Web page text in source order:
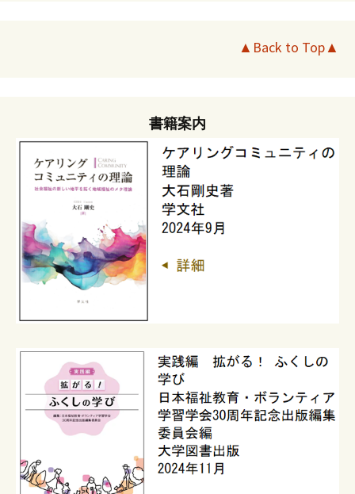
▲Back to Top▲
書籍案内